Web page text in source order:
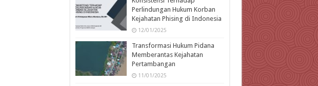
Perlindungan Hukum Korban
Kejahatan Phising di Indonesia
12/01/2025
Transformasi Hukum Pidana
Memberantas Kejahatan
Pertambangan
11/01/2025